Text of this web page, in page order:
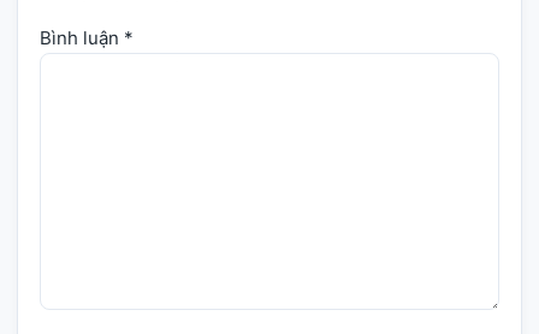
Bình luận *